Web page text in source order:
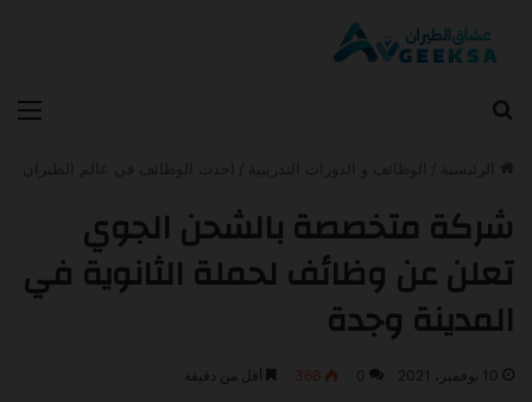
شركة متخصصة بالشحن الجوي
تعلن عن وظائف لحملة الثانوية في
المدينة وجدة
10 نوفمبر، 2021 0
368 أقل من دقيقة